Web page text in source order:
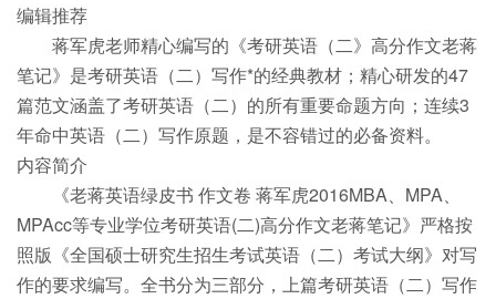
编辑推荐
蒋军虎老师精心编写的《考研英语（二》高分作文老蒋
笔记》是考研英语（二）写作*的经典教材；精心研发的47
篇范文涵盖了考研英语（二）的所有重要命题方向；连续3
年命中英语（二）写作原题，是不容错过的必备资料。
内容简介
《老蒋英语绿皮书 作文卷 蒋军虎2016MBA、MPA、
MPAcc等专业学位考研英语(二)高分作文老蒋笔记》严格按
照版《全国硕士研究生招生考试英语（二）考试大纲》对写
作的要求编写。全书分为三部分，上篇考研英语（二）写作